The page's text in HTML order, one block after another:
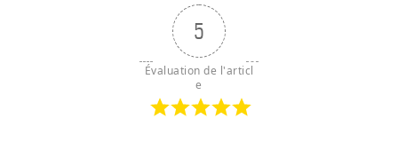
5
Évaluation de l'articl
e